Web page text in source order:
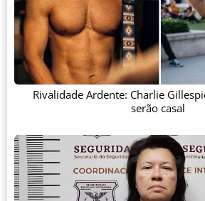
Rivalidade Ardente: Charlie
serão casal